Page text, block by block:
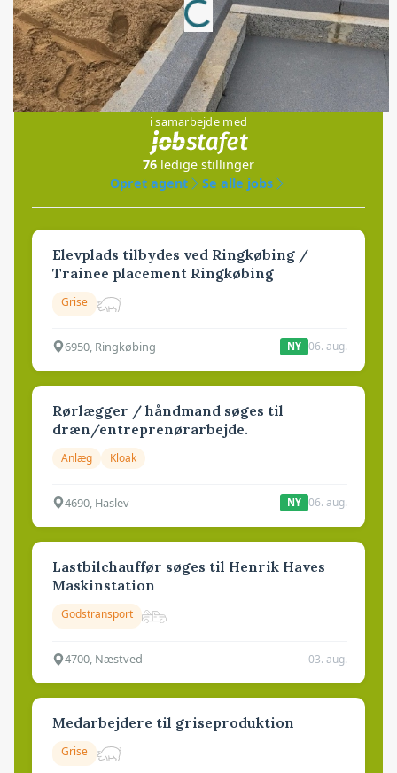
Loading...
Jobs
i samarbejde med
76 ledige stillinger
Opret agent
Se alle jobs
Elevplads tilbydes ved Ringkøbing /
Trainee placement Ringkøbing
Grise
6950, Ringkøbing NY 06. aug.
Rørlægger / håndmand søges til
dræn/entreprenørarbejde.
Anlæg Kloak
4690, Haslev NY 06. aug.
Lastbilchauffør søges til Henrik Haves
Maskinstation
Godstransport
4700, Næstved 03. aug.
Medarbejdere til griseproduktion
Grise